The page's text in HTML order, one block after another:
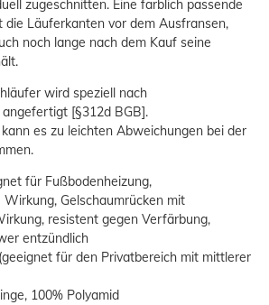
zugeschnitten. Eine farblich passende
die Läuferkanten vor dem Ausfransen,
noch lange nach dem Kauf seine
wird speziell nach
[§312d BGB].
es zu leichten Abweichungen bei der
für Fußbodenheizung,
Gelschaumrücken mit
resistent gegen Verfärbung,
entzündlich
für den Privatbereich mit mittlerer
100% Polyamid